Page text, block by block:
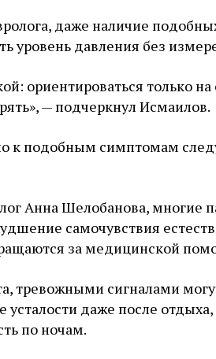
даже наличие
уровень давления без
ориентироваться только
— подчеркнул Исмаилов.
к подобным симптомам
Анна Шелобанова, многие
самочувствия
за медицинской
тревожными сигналами
усталости даже после
по ночам.